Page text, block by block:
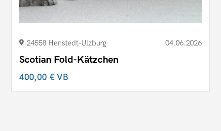
24558 Henstedt-Ulzburg 04.06.2026
Scotian Fold-Kätzchen
400,00 €VB